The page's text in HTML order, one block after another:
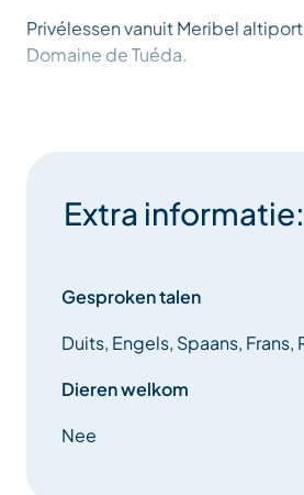
Privélessen vanuit Meribel
Domaine de Tuéda.
Extra informatie:
Gesproken talen
Duits, Engels, Spaans, Frans,
Dieren welkom
Nee